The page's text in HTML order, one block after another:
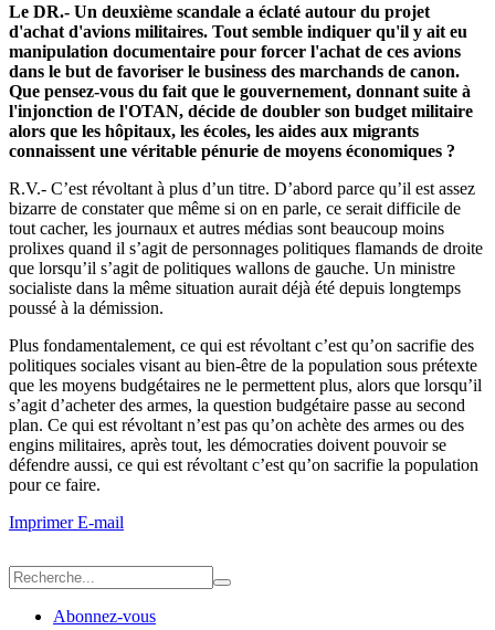
Le DR.- Un deuxième scandale a éclaté autour du projet
d'achat d'avions militaires. Tout semble indiquer qu'il y ait eu
manipulation documentaire pour forcer l'achat de ces avions
dans le but de favoriser le business des marchands de canon.
Que pensez-vous du fait que le gouvernement, donnant suite à
l'injonction de l'OTAN, décide de doubler son budget militaire
alors que les hôpitaux, les écoles, les aides aux migrants
connaissent une véritable pénurie de moyens économiques ?
R.V.- C’est révoltant à plus d’un titre. D’abord parce qu’il est assez
bizarre de constater que même si on en parle, ce serait difficile de
tout cacher, les journaux et autres médias sont beaucoup moins
prolixes quand il s’agit de personnages politiques flamands de droite
que lorsqu’il s’agit de politiques wallons de gauche. Un ministre
socialiste dans la même situation aurait déjà été depuis longtemps
poussé à la démission.
Plus fondamentalement, ce qui est révoltant c’est qu’on sacrifie des
politiques sociales visant au bien-être de la population sous prétexte
que les moyens budgétaires ne le permettent plus, alors que lorsqu’il
s’agit d’acheter des armes, la question budgétaire passe au second
plan. Ce qui est révoltant n’est pas qu’on achète des armes ou des
engins militaires, après tout, les démocraties doivent pouvoir se
défendre aussi, ce qui est révoltant c’est qu’on sacrifie la population
pour ce faire.
ImprimerE-mail
Abonnez-vous